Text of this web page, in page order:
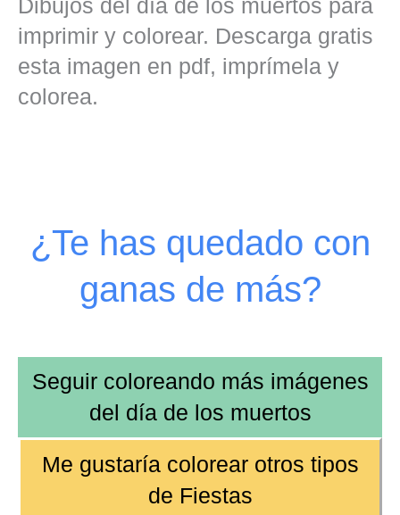
Dibujos del día de los muertos para
imprimir y colorear. Descarga gratis
esta imagen en pdf, imprímela y
colorea.
¿Te has quedado con
ganas de más?
Seguir coloreando más imágenes
del día de los muertos
Me gustaría colorear otros tipos
de Fiestas